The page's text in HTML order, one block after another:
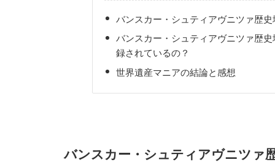
バンスカー・シュティアヴニツァ歴
バンスカー・シュティアヴニツァ歴
録されているの？
世界遺産マニアの結論と感想
バンスカー・シュティアヴニツァ